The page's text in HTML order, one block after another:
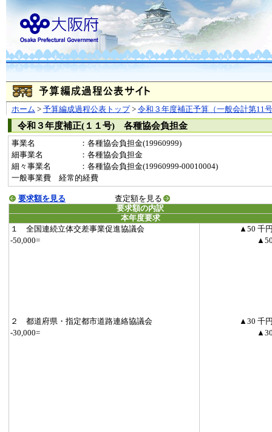
ホーム > 予算編成過程公表トップ> 令和３年度補正予算（一般会計第11
令和３年度補正(１１号) 各種協会負担金
事業名
：各種協会負担金(19960999)
細事業名
：各種協会負担金
細々事業名
：各種協会負担金(19960999-00010004)
一般事業費 経常的経費
要求額を見る
査定額を見る
要求額の内訳
本年度要求
１ 全国連続立体交差事業促進協議会
▲50 千
-50,000=
２ 都道府県・指定都市道路連絡協議会
▲30 千
-30,000=